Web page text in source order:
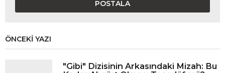
ÖNCEKI YAZI
"Gibi" Dizisinin Arkasındaki Mizah: Bu